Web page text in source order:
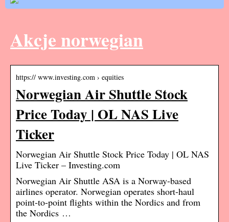
Akcje norwegian
https:// www.investing.com › equities
Norwegian Air Shuttle Stock
Price Today | OL NAS Live
Ticker
Norwegian Air Shuttle Stock Price Today | OL NAS
Live Ticker – Investing.com
Norwegian Air Shuttle ASA is a Norway-based
airlines operator. Norwegian operates short-haul
point-to-point flights within the Nordics and from
the Nordics …